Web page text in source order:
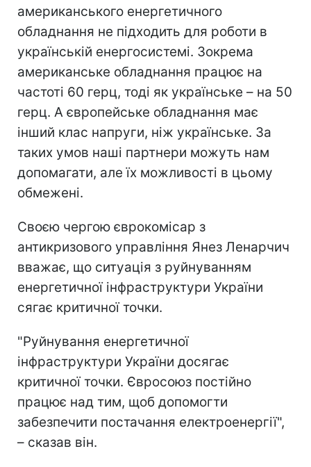
американського енергетичного
обладнання не підходить для роботи в
українській енергосистемі. Зокрема
американське обладнання працює на
частоті 60 герц, тоді як українське – на 50
герц. А європейське обладнання має
інший клас напруги, ніж українське. За
таких умов наші партнери можуть нам
допомагати, але їх можливості в цьому
обмежені.
Своєю чергою єврокомісар з
антикризового управління Янез Ленарчич
вважає, що ситуація з руйнуванням
енергетичної інфраструктури України
сягає критичної точки.
"Руйнування енергетичної
інфраструктури України досягає
критичної точки. Євросоюз постійно
працює над тим, щоб допомогти
забезпечити постачання електроенергії",
– сказав він.